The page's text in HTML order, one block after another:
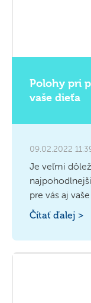
Polohy pri
vaše dieťa
09.02.2022
Je veľmi
pre vás aj
polohu, vaše
pôrod bude
správne
snaží dostať
Čítať ďalej >